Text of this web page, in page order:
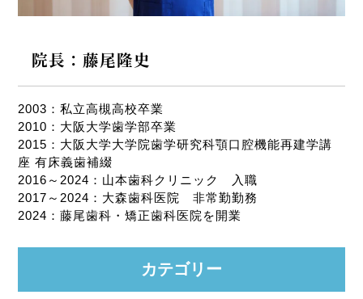
院長：藤尾隆史
2003：私立高槻高校卒業
2010：大阪大学歯学部卒業
2015：大阪大学大学院歯学研究科顎口腔機能再建学講
座 有床義歯補綴
2016～2024：山本歯科クリニック 入職
2017～2024：大森歯科医院 非常勤勤務
2024：藤尾歯科・矯正歯科医院を開業
カテゴリー